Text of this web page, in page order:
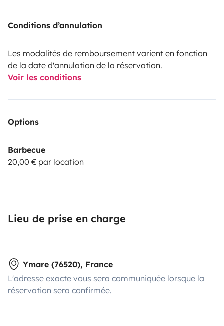
véhicule peut être laissé dans notre jardin clos sans
problème.
N'hésitez pas à nous contacter pour plus de
et Bruno.
Conditions d’annulation
Les modalités de remboursement varient en fonction
de la date d'annulation de la réservation.
Voir les conditions
Options
Barbecue
20,00 € par location
Lieu de prise en charge
Ymare (76520), France
L'adresse exacte vous sera communiquée lorsque la
réservation sera confirmée.